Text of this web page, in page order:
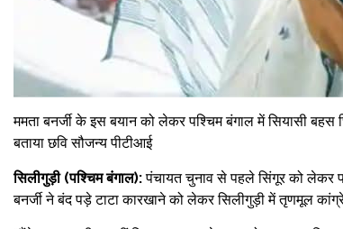
ममता बनर्जी के इस बयान को लेकर पश्चिम बंगाल में सियासी
बताया छवि सौजन्य पीटीआई
सिलीगुड़ी (पश्चिम बंगाल):पंचायत चुनाव से पहले सिंगूर को लेकर
बनर्जी ने बंद पड़े टाटा कारखाने को लेकर सिलीगुड़ी में तृणमूल